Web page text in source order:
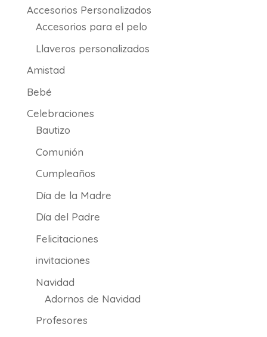
Accesorios Personalizados
Accesorios para el pelo
Llaveros personalizados
Amistad
Bebé
Celebraciones
Bautizo
Comunión
Cumpleaños
Día de la Madre
Día del Padre
Felicitaciones
invitaciones
Navidad
Adornos de Navidad
Profesores